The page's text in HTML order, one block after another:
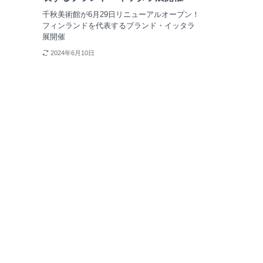
千秋美術館が6月29日リニューアルオープン！
フィンランドを代表するブランド・イッタラ
展開催
2024年6月10日